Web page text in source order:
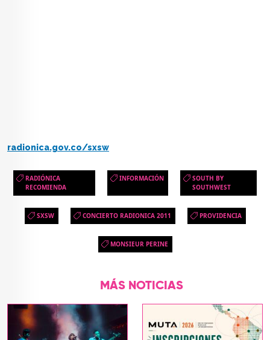
radionica.gov.co/sxsw
RADIÓNICA
RECOMIENDA
INFORMACIÓN
SOUTH BY
SOUTHWEST
SXSW CONCIERTO RADIONICA 2011 PROVIDENCIA
MONSIEUR PERINE
MÁS NOTICIAS